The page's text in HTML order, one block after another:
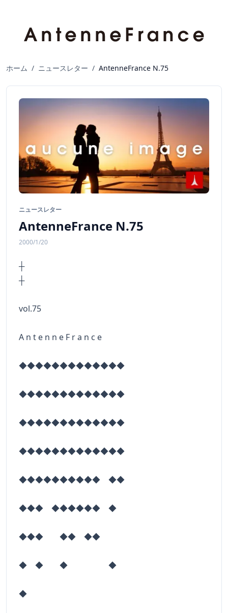
ホーム / ニュースレター / AntenneFrance N.75
ニュースレター
AntenneFrance N.75
2000/1/20
┼
vol.75
A n t e n n e F r a n c e
◆◆◆◆◆◆◆◆◆◆◆◆◆
◆◆◆◆◆◆◆◆◆◆◆◆◆
◆◆◆◆◆◆◆◆◆◆◆◆◆
◆◆◆◆◆◆◆◆◆◆◆◆◆
◆◆◆◆◆◆◆◆◆◆ ◆◆
◆◆◆ ◆◆◆◆◆◆ ◆
◆◆◆ ◆◆ ◆◆
◆ ◆ ◆ ◆
◆